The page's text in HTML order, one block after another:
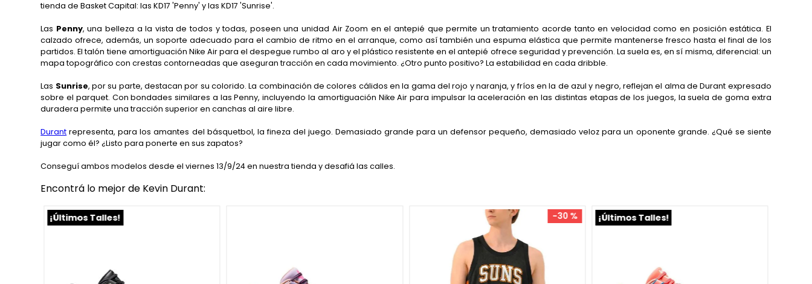
tienda de Basket Capital: las KD17 'Penny' y las KD17 'Sunrise'.
Las Penny, una belleza a la vista de todos y todas, poseen una unidad Air Zoom en el antepié que permite un tratamiento acorde tanto en velocidad como en posición estática. El
calzado ofrece, además, un soporte adecuado para el cambio de ritmo en el arranque, como así también una espuma elástica que permite mantenerse fresco hasta el final de los
partidos. El talón tiene amortiguación Nike Air para el despegue rumbo al aro y el plástico resistente en el antepié ofrece seguridad y prevención. La suela es, en sí misma, diferencial: un
mapa topográfico con crestas contorneadas que aseguran tracción en cada movimiento. ¿Otro punto positivo? La estabilidad en cada dribble.
Las Sunrise, por su parte, destacan por su colorido. La combinación de colores cálidos en la gama del rojo y naranja, y fríos en la de azul y negro, reflejan el alma de Durant expresado
sobre el parquet. Con bondades similares a las Penny, incluyendo la amortiguación Nike Air para impulsar la aceleración en las distintas etapas de los juegos, la suela de goma extra
duradera permite una tracción superior en canchas al aire libre.
Durant representa, para los amantes del básquetbol, la fineza del juego. Demasiado grande para un defensor pequeño, demasiado veloz para un oponente grande. ¿Qué se siente
jugar como él? ¿Listo para ponerte en sus zapatos?
Conseguí ambos modelos desde el viernes 13/9/24 en nuestra tienda y desafiá las calles.
Encontrá lo mejor de Kevin Durant:
¡Últimos Talles! -30 % ¡Últimos Talles!